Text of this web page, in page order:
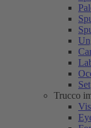
Set
Trucco